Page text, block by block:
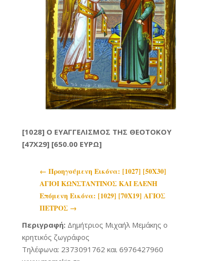
[1028] Ο ΕΥΑΓΓΕΛΙΣΜΟΣ ΤΗΣ ΘΕΟΤΟΚΟΥ
[47X29] [650.00 ΕΥΡΩ]
← Προηγoύμενη Εικόνα: [1027] [50Χ30]
ΑΓΙΟΙ ΚΩΝΣΤΑΝΤΙΝΟΣ ΚΑΙ ΕΛΕΝΗ
Επόμενη Εικόνα: [1029] [70Χ19] ΑΓΙΟΣ
ΠΕΤΡΟΣ→
Περιγραφή:Δημήτριος Μιχαήλ Μεμάκης ο
κρητικός ζωγράφος
Τηλέφωνα: 2373091762 και 6976427960